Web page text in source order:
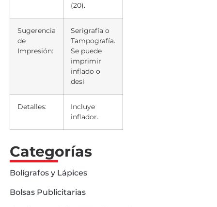
(20).
Sugerencia
de
Impresión:
Serigrafía o
Tampografía.
Se puede
imprimir
inflado o
desi
Detalles:
Incluye
inflador.
Categorías
Bolígrafos y Lápices
Bolsas Publicitarias